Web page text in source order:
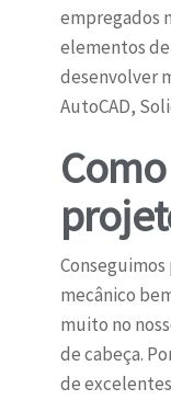
empregados
elementos
desenvolver
AutoCAD,
mecânico
muito no
de cabeça.
de